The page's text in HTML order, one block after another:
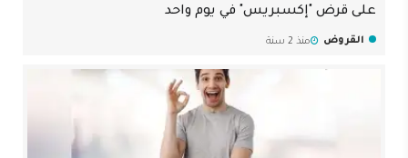
على قرض "إكسبريس" في يوم واحد
القروض منذ 2 سنة